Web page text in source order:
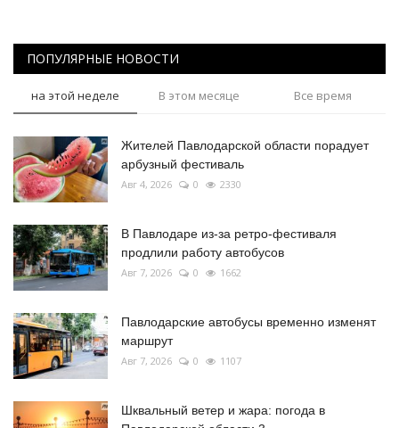
ПОПУЛЯРНЫЕ НОВОСТИ
на этой неделе В этом месяце Все время
Жителей Павлодарской области порадует
арбузный фестиваль
Авг 4, 2026 0 2330
В Павлодаре из-за ретро-фестиваля
продлили работу автобусов
Авг 7, 2026 0 1662
Павлодарские автобусы временно изменят
маршрут
Авг 7, 2026 0 1107
Шквальный ветер и жара: погода в